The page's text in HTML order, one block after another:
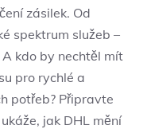
zásilek. Od
spektrum služeb –
kdo by nechtěl mít
pro rychlé a
potřeb? Připravte
jak DHL mění